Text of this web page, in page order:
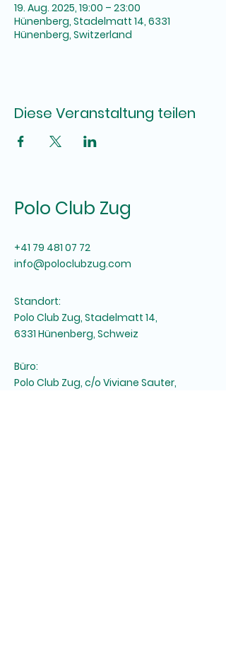
19. Aug. 2025, 19:00 – 23:00
Hünenberg, Stadelmatt 14, 6331
Hünenberg, Switzerland
Diese Veranstaltung teilen
Polo Club Zug
+41 79 481 07 72
info@poloclubzug.com
Standort:
Polo Club Zug, Stadelmatt 14,
6331 Hünenberg, Schweiz
Büro:
Polo Club Zug, c/o Viviane Sauter,